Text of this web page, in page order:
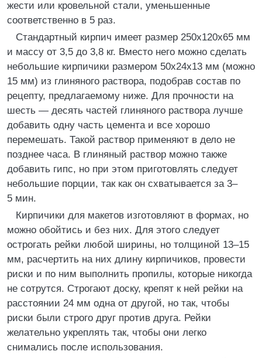
жести или кровельной стали, уменьшенные
соответственно в 5 раз.
Стандартный кирпич имеет размер 250x120x65 мм
и массу от 3,5 до 3,8 кг. Вместо него можно сделать
небольшие кирпичики размером 50x24x13 мм (можно
15 мм) из глиняного раствора, подобрав состав по
рецепту, предлагаемому ниже. Для прочности на
шесть — десять частей глиняного раствора лучше
добавить одну часть цемента и все хорошо
перемешать. Такой раствор применяют в дело не
позднее часа. В глиняный раствор можно также
добавить гипс, но при этом приготовлять следует
небольшие порции, так как он схватывается за 3–
5 мин.
Кирпичики для макетов изготовляют в формах, но
можно обойтись и без них. Для этого следует
острогать рейки любой ширины, но толщиной 13–15
мм, расчертить на них длину кирпичиков, провести
риски и по ним выполнить пропилы, которые никогда
не сотрутся. Строгают доску, крепят к ней рейки на
расстоянии 24 мм одна от другой, но так, чтобы
риски были строго друг против друга. Рейки
желательно укреплять так, чтобы они легко
снимались после использования.